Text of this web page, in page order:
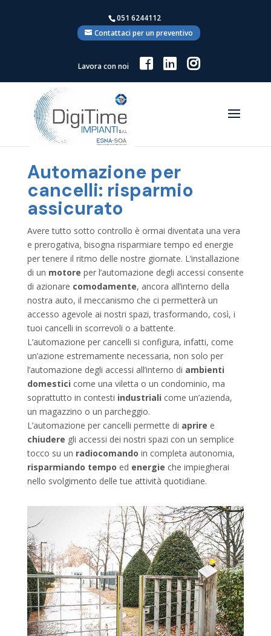
051 6244112
Contattaci per un preventivo
Lavora con noi
Automazione per
cancelli: risparmio
assicurato
Avere tutto sotto controllo è ormai diventata una vera
e prerogativa, bisogna risparmiare tempo ed energie
per tenere il ritmo delle nostre giornate. L’installazione
di un motore per l’automazione degli accessi consente
di azionare comodamente, ancora all’interno della
nostra auto, il meccanismo che ci permetterà un
accesso agevole ai nostri spazi, trasformando, così, i
tuoi cancelli in scorrevoli o a battente.
L’automazione per cancelli si configura, infatti, come
un’azione estremamente necessaria, non solo per
l’automazione degli accessi all’interno di ambienti
domestici come una viletta o un condominio, ma
soprattutto in contesti industriali come un’azienda,
un magazzino o un parcheggio.
L’automazione per cancelli permette di aprire e
chiudere gli accessi dei nostri spazi con un semplice
tocco su un radiocomando in completa autonomia,
risparmiando tempo ed energie che impiegherai
nello svolgimento delle tue attività quotidiane.